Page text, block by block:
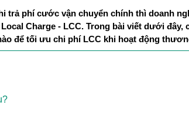
trả phí cước vận chuyển chính thì doanh
Charge - LCC. Trong bài viết dưới đây,
để tối ưu chi phí LCC khi hoạt động